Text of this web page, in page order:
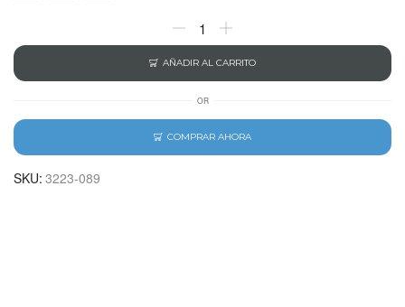
AÑADIR AL CARRITO
OR
COMPRAR AHORA
SKU: 3223-089